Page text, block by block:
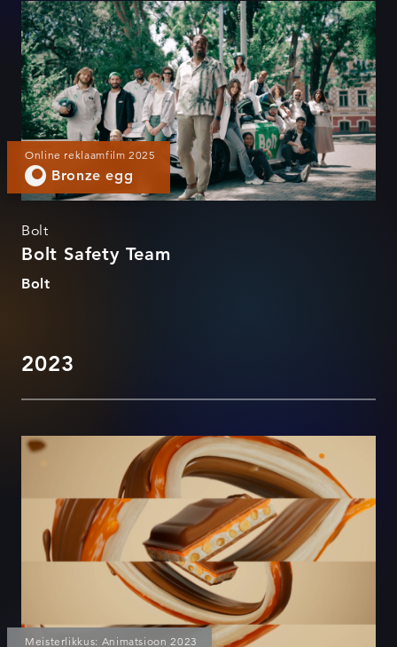
Bolt Safety Team
Online reklaamfilm 2025
Bronze egg
Bolt
Bolt Safety Team
Bolt
2023
Laetud!
Meisterlikkus: Animatsioon 2023